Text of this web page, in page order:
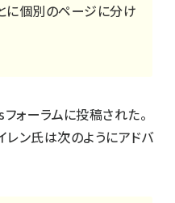
に個別のページに分け
ォーラムに投稿された。
レン氏は次のようにアドバ